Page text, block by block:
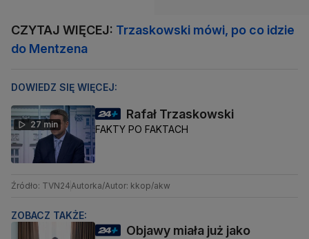
CZYTAJ WIĘCEJ: Trzaskowski mówi, po co idzie
do Mentzena
27 min
DOWIEDZ SIĘ WIĘCEJ:
Rafał Trzaskowski
FAKTY PO FAKTACH
Źródło: TVN24 Autorka/Autor: kkop/akw
ZOBACZ TAKŻE:
Objawy miała już jako